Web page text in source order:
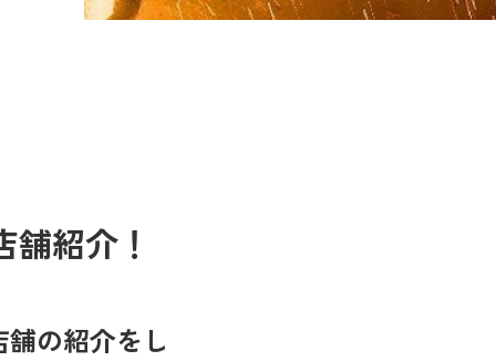
紹介！
の紹介をし